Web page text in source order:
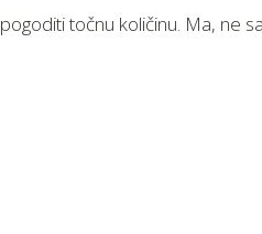
točnu količinu. Ma, ne